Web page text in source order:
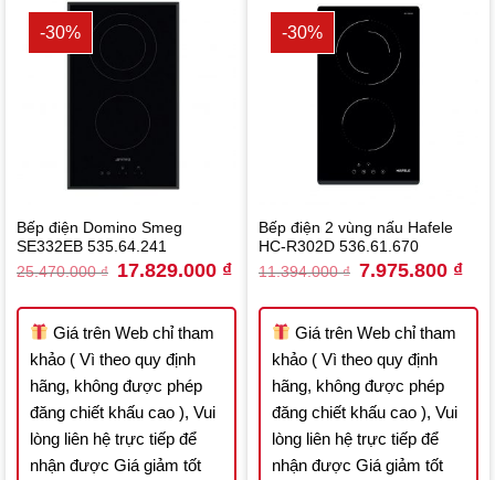
-30%
Bếp điện Domino Smeg
SE332EB 535.64.241
25.470.000₫ Original
price
25.470.000 ₫.
17.829.000 ₫Current
price
17.829.000 ₫.
Giá trên Web chỉ tham
khảo ( Vì theo quy định
hãng, không được phép
đăng chiết khấu cao ), Vui
lòng liên hệ trực tiếp để
nhận được Giá giảm tốt
-30%
Bếp điện 2 vùng nấu Hafele
HC-R302D 536.61.670
11.394.000₫ Original
price
11.394.000 ₫.
7.975.800 ₫
Giá trên Web chỉ tham
khảo ( Vì theo quy định
hãng, không được phép
đăng chiết khấu cao ), Vui
lòng liên hệ trực tiếp để
nhận được Giá giảm tốt